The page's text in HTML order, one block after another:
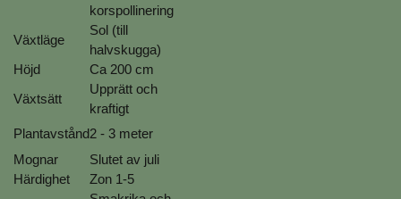
korspollinering
Växtläge
Sol (till
halvskugga)
Höjd
Ca 200 cm
Växtsätt
Upprätt och
kraftigt
Plantavstånd2 - 3 meter
Mognar
Slutet av juli
Härdighet
Zon 1-5